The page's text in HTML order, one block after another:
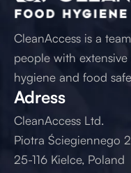
CleanAccess is a
people with
hygiene and food
Adress
CleanAccess Ltd.
Piotra Ściegiennego
25-116 Kielce, Poland